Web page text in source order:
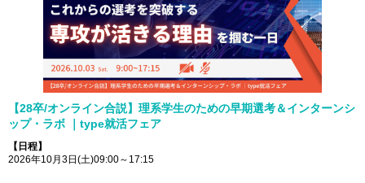
【28卒/オンライン合説】理系学生のための早期選考＆インターンシ
ップ・ラボ ｜type就活フェア
【日程】
2026年10月3日(土)09:00～17:15